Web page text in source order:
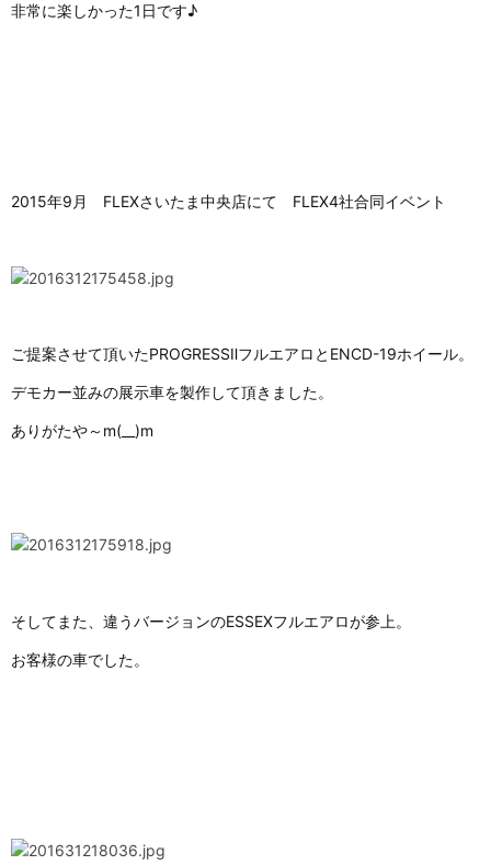
非常に楽しかった1日です♪
2015年9月 FLEXさいたま中央店にて FLEX4社合同イベント
ご提案させて頂いたPROGRESSⅡフルエアロとENCD-19ホイール。
デモカー並みの展示車を製作して頂きました。
ありがたや～m(__)m
そしてまた、違うバージョンのESSEXフルエアロが参上。
お客様の車でした。